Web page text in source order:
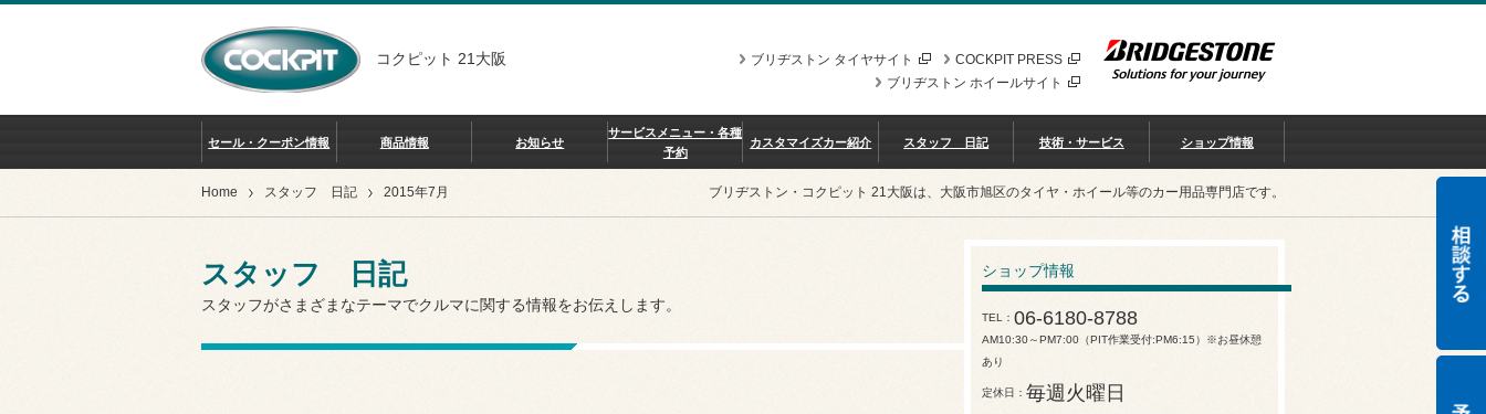
コクピット 21大阪 COCKPIT PRESS
ブリヂストン タイヤサイト
ブリヂストン ホイールサイト
セール・クーポン情報 商品情報 お知らせ
サービスメニュー・各種
予約
カスタマイズカー紹介 スタッフ 日記 技術・サービス ショップ情報
Home スタッフ 日記 2015年7月 ブリヂストン・コクピット 21大阪は、大阪市旭区のタイヤ・ホイール等のカー用品専門店です。
スタッフ 日記
スタッフがさまざまなテーマでクルマに関する情報をお伝えします。
ショップ情報
TEL 06-6180-8788
AM10:30～PM7:00（PIT作業受付:PM6:15）※お昼休憩
あり
定休日 毎週火曜日